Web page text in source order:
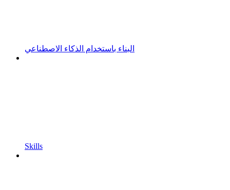
البناء باستخدام الذكاء الاصطناعي
Skills